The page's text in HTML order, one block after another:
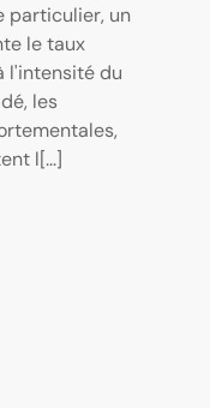
particulier, un
le taux
l'intensité du
les
l[...]